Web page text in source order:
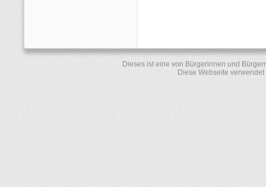
Dieses ist eine von Bürgerinnen und
Diese Webseite